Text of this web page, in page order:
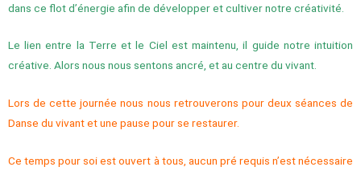
dans ce flot d’énergie afin de développer et cultiver notre créativité.
Le lien entre la Terre et le Ciel est maintenu, il guide notre intuition
créative. Alors nous nous sentons ancré, et au centre du vivant.
Lors de cette journée nous nous retrouverons pour deux séances de
Danse du vivant et une pause pour se restaurer.
Ce temps pour soi est ouvert à tous, aucun pré requis n’est nécessaire